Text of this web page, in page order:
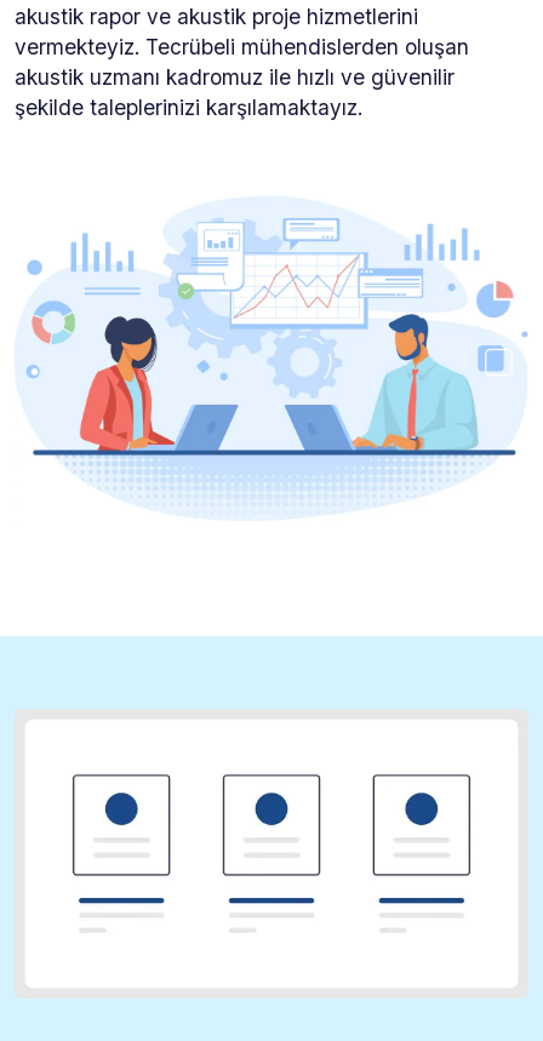
akustik rapor ve akustik proje hizmetlerini
vermekteyiz. Tecrübeli mühendislerden oluşan
akustik uzmanı kadromuz ile hızlı ve güvenilir
şekilde taleplerinizi karşılamaktayız.